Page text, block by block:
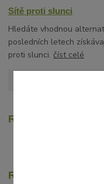
Sítě proti slunci
Hledáte vhodnou
posledních letech
proti slunci.číst celé
Recenze zákazníků
Rychlé online